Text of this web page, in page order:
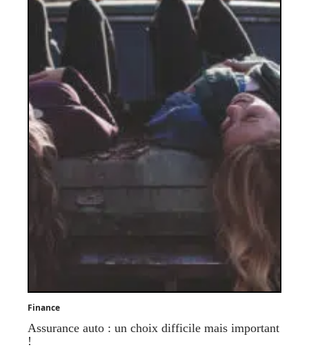
Finance
Assurance auto : un choix difficile mais important
!